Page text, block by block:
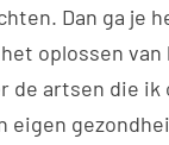
Dan ga je
oplossen van
de artsen die
eigen